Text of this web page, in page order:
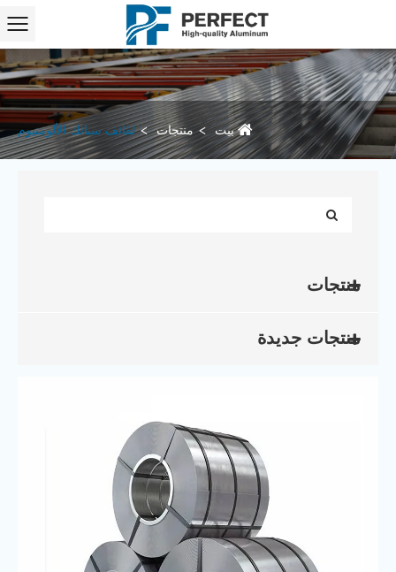
بيت منتجات لفائف سبائك الألومنيوم
منتجات
منتجات جديدة